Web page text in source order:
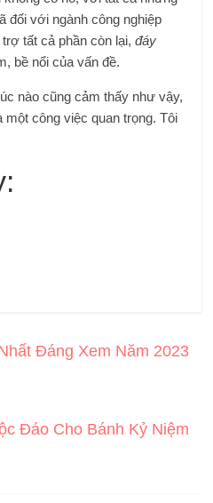
đối với ngành công nghiệp
tất cả phần còn lại,đáy
bề nổi của vấn đề.
nào cũng cảm thấy như vậy,
một công việc quan trọng. Tôi
Đáng Xem Năm 2023
Đáo Cho Bánh Kỷ Niệm